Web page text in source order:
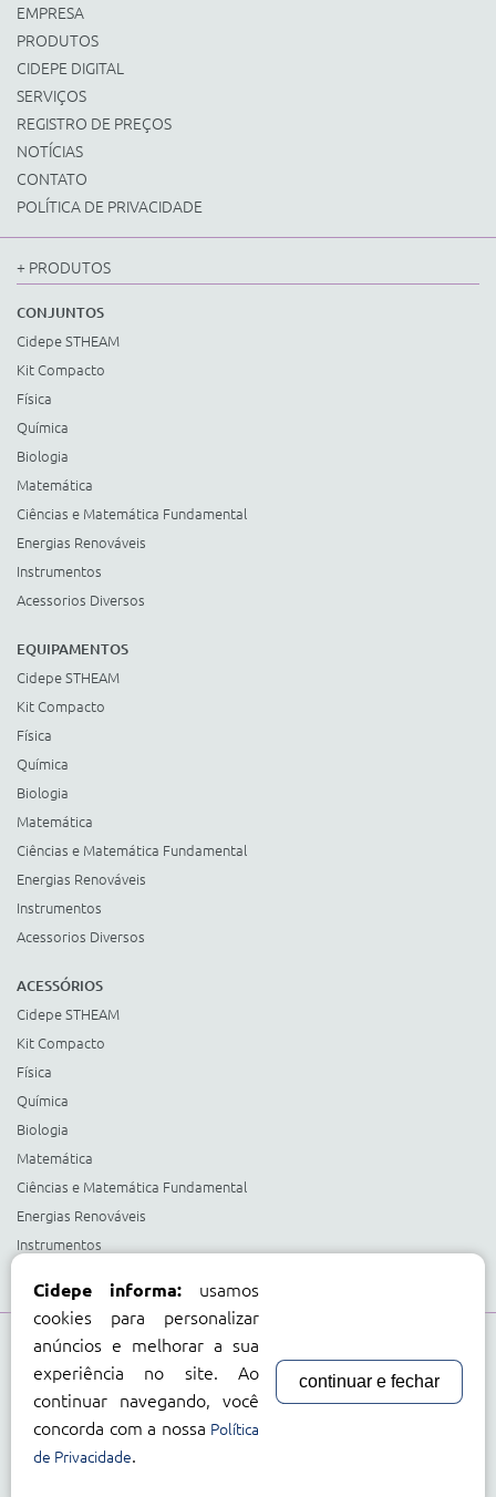
EMPRESA
PRODUTOS
CIDEPE DIGITAL
SERVIÇOS
REGISTRO DE PREÇOS
NOTÍCIAS
CONTATO
POLÍTICA DE PRIVACIDADE
+ PRODUTOS
CONJUNTOS
Cidepe STHEAM
Kit Compacto
Física
Química
Biologia
Matemática
Ciências e Matemática Fundamental
Energias Renováveis
Instrumentos
Acessorios Diversos
EQUIPAMENTOS
Cidepe STHEAM
Kit Compacto
Física
Química
Biologia
Matemática
Ciências e Matemática Fundamental
Energias Renováveis
Instrumentos
Acessorios Diversos
ACESSÓRIOS
Cidepe STHEAM
Kit Compacto
Física
Química
Biologia
Matemática
Ciências e Matemática Fundamental
Energias Renováveis
Instrumentos
Compre com:
Cidepe informa: usamos
cookies para personalizar
anúncios e melhorar a sua
experiência no site. Ao
continuar navegando, você
concorda com a nossa Política
de Privacidade.
continuar e fechar